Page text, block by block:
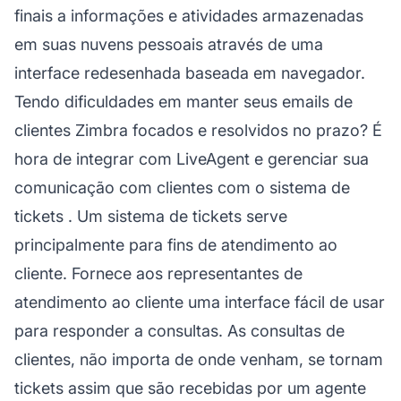
finais a informações e atividades armazenadas
em suas nuvens pessoais através de uma
interface redesenhada baseada em navegador.
Tendo dificuldades em manter seus emails de
clientes Zimbra focados e resolvidos no prazo? É
hora de integrar com LiveAgent e gerenciar sua
comunicação com clientes com o sistema de
tickets . Um sistema de tickets serve
principalmente para fins de atendimento ao
cliente. Fornece aos representantes de
atendimento ao cliente uma interface fácil de usar
para responder a consultas. As consultas de
clientes, não importa de onde venham, se tornam
tickets assim que são recebidas por um agente